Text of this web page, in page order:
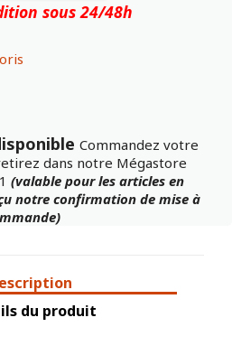
sous 24/48h
Commandez votre
dans notre Mégastore
(valable pour les articles en
notre confirmation de mise à
du produit